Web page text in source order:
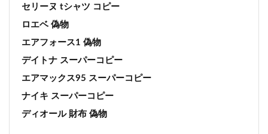
セリーヌ tシャツ コピー
ロエベ 偽物
エアフォース1 偽物
デイトナ スーパーコピー
エアマックス95 スーパーコピー
ナイキ スーパーコピー
ディオール 財布 偽物